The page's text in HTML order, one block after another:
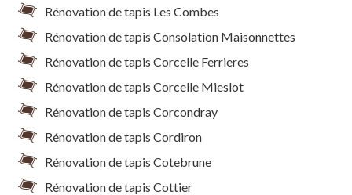
Rénovation de tapis Les Combes
Rénovation de tapis Consolation Maisonnettes
Rénovation de tapis Corcelle Ferrieres
Rénovation de tapis Corcelle Mieslot
Rénovation de tapis Corcondray
Rénovation de tapis Cordiron
Rénovation de tapis Cotebrune
Rénovation de tapis Cottier